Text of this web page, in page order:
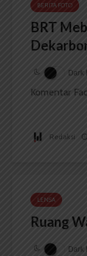
BERITA FOTO
BRT
Dark
Komentar
Redaksi
LENSA
Ruang
Dark